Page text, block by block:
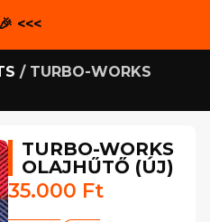
<<<
/ TURBO-WORKS
TURBO-WORKS
OLAJHŰTŐ (ÚJ)
35.000 Ft